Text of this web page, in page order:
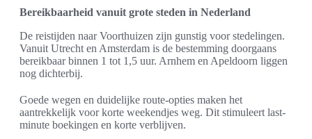
Bereikbaarheid vanuit grote steden in Nederland
De reistijden naar Voorthuizen zijn gunstig voor stedelingen.
Vanuit Utrecht en Amsterdam is de bestemming doorgaans
bereikbaar binnen 1 tot 1,5 uur. Arnhem en Apeldoorn liggen
nog dichterbij.
Goede wegen en duidelijke route-opties maken het
aantrekkelijk voor korte weekendjes weg. Dit stimuleert last-
minute boekingen en korte verblijven.